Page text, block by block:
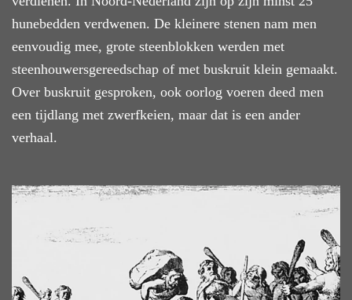
hunebedden verdwenen. De kleinere stenen nam men
eenvoudig mee, grote steenblokken werden met
steenhouwersgereedschap of met buskruit klein gemaakt.
Over buskruit gesproken, ook oorlog voeren deed men
een tijdlang met zwerfkeien, maar dat is een ander
verhaal.